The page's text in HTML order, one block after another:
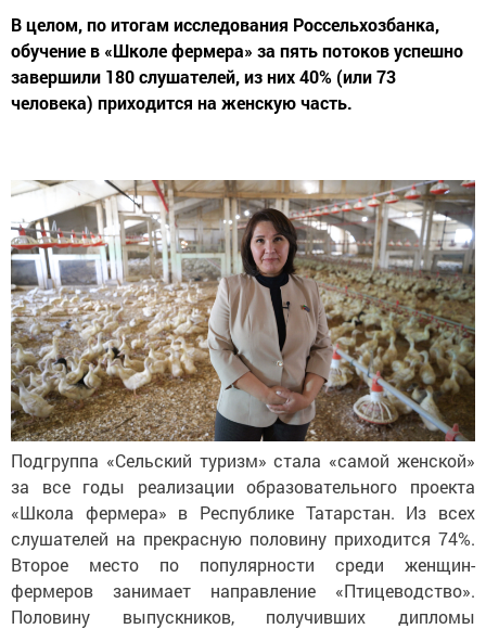
В целом, по итогам исследования Россельхозбанка,
обучение в «Школе фермера» за пять потоков успешно
завершили 180 слушателей, из них 40% (или 73
человека) приходится на женскую часть.
Подгруппа «Сельский туризм» стала «самой женской»
за все годы реализации образовательного проекта
«Школа фермера» в Республике Татарстан. Из всех
слушателей на прекрасную половину приходится 74%.
Второе место по популярности среди женщин-
фермеров занимает направление «Птицеводство».
Половину выпускников, получивших дипломы